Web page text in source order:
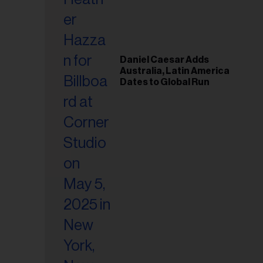
Daniel Caesar Adds
Australia, Latin America
Dates to Global Run